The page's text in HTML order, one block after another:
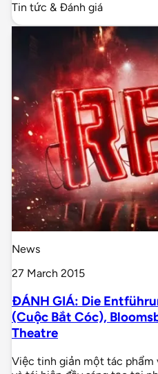
Tin tức & Đánh giá
News
27 March 2015
ĐÁNH GIÁ: Die
(Cuộc Bắt Cóc),
Theatre
Việc tinh giản một tác phẩm